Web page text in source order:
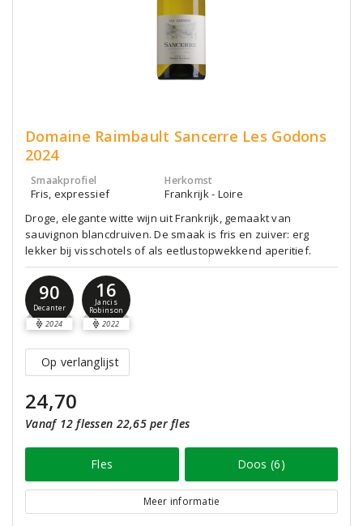
Domaine Raimbault Sancerre Les Godons
2024
Smaakprofiel
Fris, expressief
Herkomst
Frankrijk - Loire
Droge, elegante witte wijn uit Frankrijk, gemaakt van
sauvignon blancdruiven. De smaak is fris en zuiver: erg
lekker bij visschotels of als eetlustopwekkend aperitief.
90
Decanter
2024
16
Jancis
Robinson
2022
Op verlanglijst
24,70
Vanaf 12 flessen 22,65 per fles
Fles Doos (6)
Meer informatie